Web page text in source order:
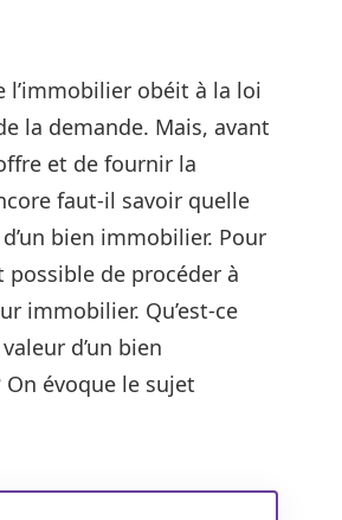
l’immobilier obéit à la loi
la demande. Mais, avant
et de fournir la
faut-il savoir quelle
bien immobilier. Pour
possible de procéder à
immobilier. Qu’est-ce
d’un bien
évoque le sujet